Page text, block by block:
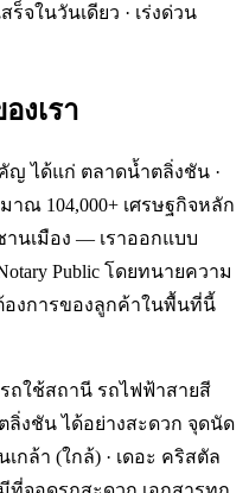
ร็จในวันเดียว · เร่งด่วน
งเรา
ได้แก่ ตลาดน้ำตลิ่งชัน ·
ณ 104,000+ เศรษฐกิจหลัก
านเมือง — เราออกแบบ
Public โดยทนายความ
องการของลูกค้าในพื้นที่นี้
ถใช้สถานี รถไฟฟ้าสายสี
ลิ่งชัน ได้อย่างสะดวก จุดนัด
กล้า (ใกล้) · เดอะ คริสตัล